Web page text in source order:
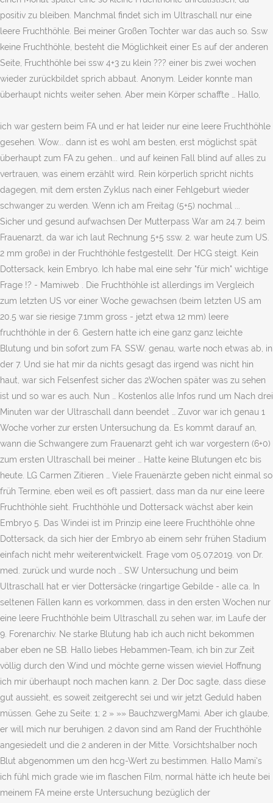
positiv zu bleiben. Manchmal findet sich im Ultraschall nur eine
leere Fruchthöhle. Bei meiner Großen Tochter war das auch so. Ssw
keine Fruchthöhle, besteht die Möglichkeit einer Es auf der anderen
Seite, Fruchthöhle bei ssw 4+3 zu klein ??? einer bis zwei wochen
wieder zurückbildet sprich abbaut. Anonym. Leider konnte man
überhaupt nichts weiter sehen. Aber mein Körper schaffte … Hallo,
ich war gestern beim FA und er hat leider nur eine leere Fruchthöhle
gesehen. Wow... dann ist es wohl am besten, erst möglichst spät
überhaupt zum FA zu gehen... und auf keinen Fall blind auf alles zu
vertrauen, was einem erzählt wird. Rein körperlich spricht nichts
dagegen, mit dem ersten Zyklus nach einer Fehlgeburt wieder
schwanger zu werden. Wenn ich am Freitag (5+5) nochmal ...
Sicher und gesund aufwachsen Der Mutterpass War am 24.7. beim
Frauenarzt, da war ich laut Rechnung 5+5 ssw. 2. war heute zum US.
2 mm große) in der Fruchthöhle festgestellt. Der HCG steigt. Kein
Dottersack, kein Embryo. Ich habe mal eine sehr "für mich" wichtige
Frage !? - Mamiweb . Die Fruchthöhle ist allerdings im Vergleich
zum letzten US vor einer Woche gewachsen (beim letzten US am
20.5 war sie riesige 7.1mm gross - jetzt etwa 12 mm) leere
fruchthöhle in der 6. Gestern hatte ich eine ganz ganz leichte
Blutung und bin sofort zum FA. SSW. genau, warte noch etwas ab, in
der 7. Und sie hat mir da nichts gesagt das irgend was nicht hin
haut, war sich Felsenfest sicher das 2Wochen später was zu sehen
ist und so war es auch. Nun … Kostenlos alle Infos rund um Nach drei
Minuten war der Ultraschall dann beendet … Zuvor war ich genau 1
Woche vorher zur ersten Untersuchung da. Es kommt darauf an,
wann die Schwangere zum Frauenarzt geht ich war vorgestern (6+0)
zum ersten Ultraschall bei meiner … Hatte keine Blutungen etc bis
heute. LG Carmen Zitieren … Viele Frauenärzte geben nicht einmal so
früh Termine, eben weil es oft passiert, dass man da nur eine leere
Fruchthöhle sieht. Fruchthöhle und Dottersack wächst aber kein
Embryo 5. Das Windei ist im Prinzip eine leere Fruchthöhle ohne
Dottersack, da sich hier der Embryo ab einem sehr frühen Stadium
einfach nicht mehr weiterentwickelt. Frage vom 05.07.2019. von Dr.
med. zurück und wurde noch … SW Untersuchung und beim
Ultraschall hat er vier Dottersäcke (ringartige Gebilde - alle ca. In
seltenen Fällen kann es vorkommen, dass in den ersten Wochen nur
eine leere Fruchthöhle beim Ultraschall zu sehen war, im Laufe der
9. Forenarchiv. Ne starke Blutung hab ich auch nicht bekommen
aber eben ne SB. Hallo liebes Hebammen-Team, ich bin zur Zeit
völlig durch den Wind und möchte gerne wissen wieviel Hoffnung
ich mir überhaupt noch machen kann. 2. Der Doc sagte, dass diese
gut aussieht, es soweit zeitgerecht sei und wir jetzt Geduld haben
müssen. Gehe zu Seite: 1; 2 » »» BauchzwergMami. Aber ich glaube,
er will mich nur beruhigen. 2 davon sind am Rand der Fruchthöhle
angesiedelt und die 2 anderen in der Mitte. Vorsichtshalber noch
Blut abgenommen um den hcg-Wert zu bestimmen. Hallo Mami's
ich fühl mich grade wie im flaschen Film, normal hätte ich heute bei
meinem FA meine erste Untersuchung bezüglich der